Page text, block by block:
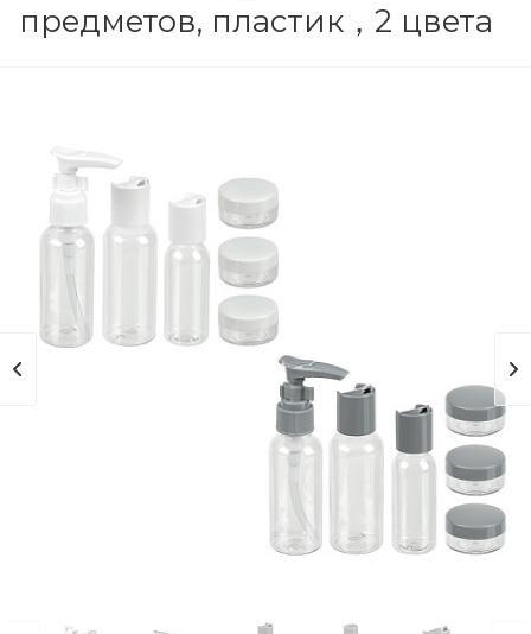
предметов, пластик，2 цвета